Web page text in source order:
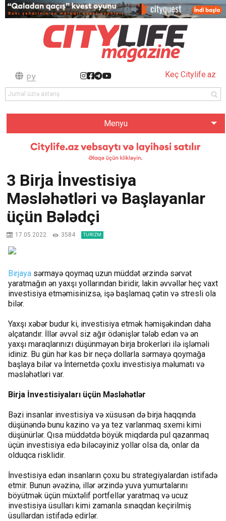
РУ Keç Citylife.az
Menyu
3 Birja İnvestisiya
Məsləhətləri və Başlayanlar
üçün Bələdçi
17.05.2022 3584 TURIZM
Birjaya sərmayə qoymaq uzun müddət ərzində sərvət
yaratmağın ən yaxşı yollarından biridir, lakin əvvəllər heç vaxt
investisiya etməmisinizsə, işə başlamaq çətin və stresli ola
bilər.
Yaxşı xəbər budur ki, investisiya etmək həmişəkindən daha
əlçatandır. İllər əvvəl siz ağır ödənişlər tələb edən və ən
yaxşı maraqlarınızı düşünməyən birja brokerləri ilə işləməli
idiniz. Bu gün hər kəs bir neçə dollarla sərmayə qoymağa
başlaya bilər və İnternetdə çoxlu investisiya məlumatı və
məsləhətləri var.
Birja İnvestisiyaları üçün Məsləhətlər
Bəzi insanlar investisiya və xüsusən də birja haqqında
düşünəndə bunu kazino və ya tez varlanmaq sxemi kimi
düşünürlər. Qısa müddətdə böyük miqdarda pul qazanmaq
üçün investisiya edə biləcəyiniz yollar olsa da, onlar da
olduqca risklidir.
İnvestisiya edən insanların çoxu bu strategiyalardan istifadə
etmir. Bunun əvəzinə, illər ərzində yuva yumurtalarını
böyütmək üçün müxtəlif portfellər yaratmaq və ucuz
investisiya üsulları kimi zamanla sınaqdan keçirilmiş
üsullardan istifadə edirlər.